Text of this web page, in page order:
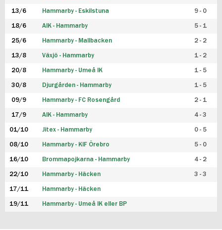
13/6 Hammarby - Eskilstuna 9 - 0
18/6 AIK - Hammarby 5 - 1
25/6 Hammarby - Mallbacken 2 - 2
13/8 Växjö - Hammarby 1 - 2
20/8 Hammarby - Umeå IK 1 - 5
30/8 Djurgården - Hammarby 1 - 5
09/9 Hammarby - FC Rosengård 2 - 1
17/9 AIK - Hammarby 4 - 3
01/10 Jitex - Hammarby 0 - 5
08/10 Hammarby - KIF Örebro 5 - 0
16/10 Brommapojkarna - Hammarby 4 - 2
22/10 Hammarby - Häcken 3 - 3
17/11 Hammarby - Häcken
19/11 Hammarby - Umeå IK eller BP